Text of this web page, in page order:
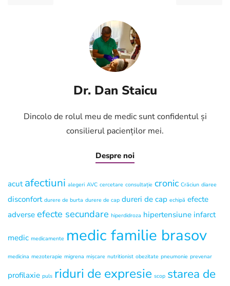
Dr. Dan Staicu
Dincolo de rolul meu de medic sunt confidentul și
consilierul pacienților mei.
Despre noi
acut afectiuni alegeri AVC cercetare consultație cronic Crăciun diaree
disconfort durere de burta durere de cap dureri de cap echipă efecte
adverse efecte secundare hiperdidroza hipertensiune infarct
medic medicamente medic familie brasov
medicina mezoterapie migrena mișcare nutritionist obezitate pneumonie prevenar
profilaxie puls riduri de expresie scop starea de